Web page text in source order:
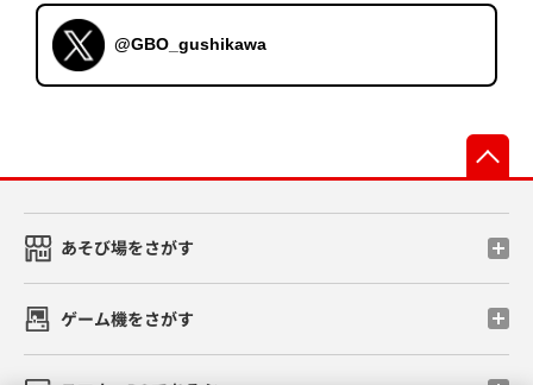
@GBO_gushikawa
あそび場をさがす
ゲーム機をさがす